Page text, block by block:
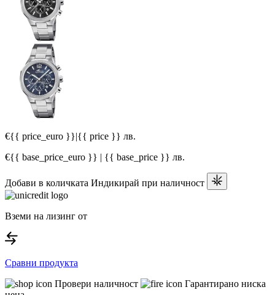
€{{ price_euro }}|{{ price }} лв.
€{{ base_price_euro }} | {{ base_price }} лв.
Добави в количката Индикирай при наличност
Вземи на лизинг от
Сравни продукта
Провери наличност
Гарантирано ниска